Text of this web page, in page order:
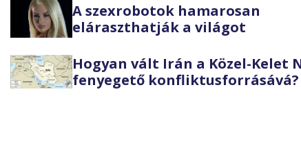
A szexrobotok hamarosan
eláraszthatják a világot
Hogyan vált Irán a Közel-Kelet
fenyegető konfliktusforrásává?